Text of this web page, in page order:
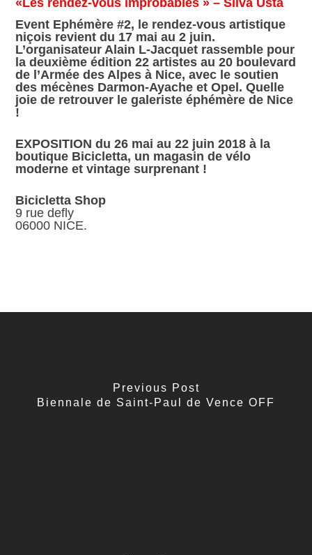
«Les rendez-vous improbables » – Silva Usta
Event Ephémère #2, le rendez-vous artistique
niçois revient du 17 mai au 2 juin.
L’organisateur Alain L-Jacquet rassemble pour
la deuxième édition 22 artistes au 20 boulevard
de l’Armée des Alpes à Nice, avec le soutien
des mécènes Darmon-Ayache et Opel. Quelle
joie de retrouver le galeriste éphémère de Nice
!
EXPOSITION du 26 mai au 22 juin 2018 à la
boutique Bicicletta, un magasin de vélo
moderne et vintage surprenant !
Bicicletta Shop
9 rue defly
06000 NICE.
Previous Post
Biennale de Saint-Paul de Vence OFF